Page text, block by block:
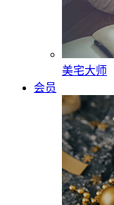
美宅大师
会员